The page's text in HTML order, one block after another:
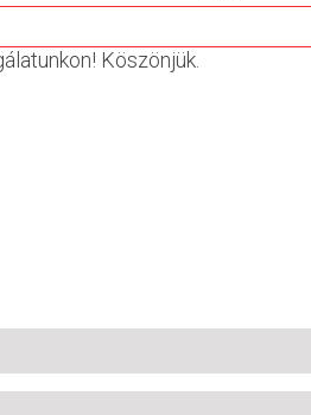
Köszönjük.